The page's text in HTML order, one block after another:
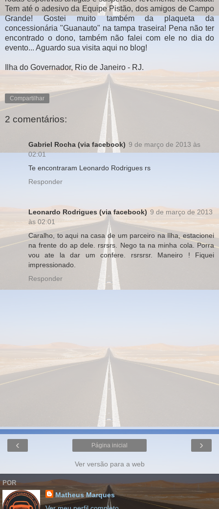
Tem até o adesivo da Equipe Pistão, dos amigos de Campo
Grande! Gostei muito também da plaqueta da
concessionária "Guanauto" na tampa traseira! Pena não ter
encontrado o dono, também não falei com ele no dia do
evento... Aguardo sua visita aqui no blog!
Ilha do Governador, Rio de Janeiro - RJ.
Compartilhar
2 comentários:
Gabriel Rocha (via facebook) 9 de março de 2013 às
02:01
Te encontraram Leonardo Rodrigues rs
Responder
Leonardo Rodrigues (via facebook) 9 de março de 2013
às 02:01
Caralho, to aqui na casa de um parceiro na Ilha, estacionei
na frente do ap dele. rsrsrs. Nego ta na minha cola. Porra
vou ate la dar um confere. rsrsrsr. Maneiro ! Fiquei
impressionado.
Responder
‹ ›
Página inicial
Ver versão para a web
POR
Matheus Marques